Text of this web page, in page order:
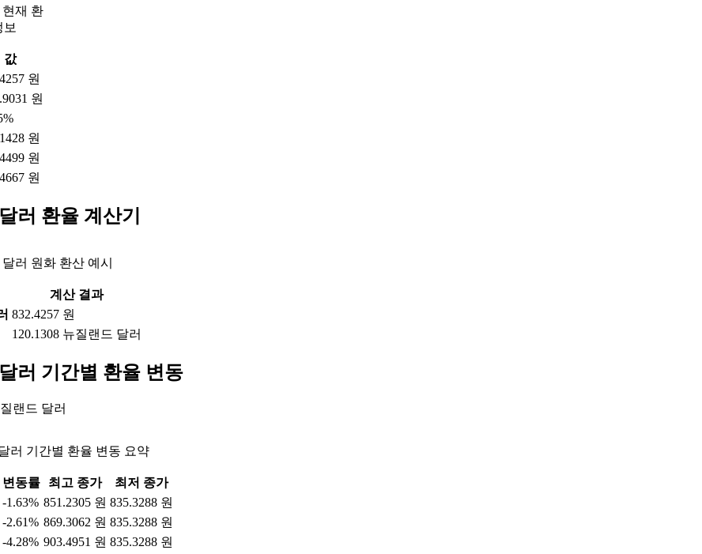
재 환
보
값
원
원
원
원
원
러 환율 계산기
러 원화 환산 예시
계산 결과
832.4257 원
120.1308 뉴질랜드 달러
러 기간별 환율 변동
랜드 달러
러 기간별 환율 변동 요약
변동률 최고 종가
최저 종가
-1.63% 851.2305 원 835.3288 원
-2.61% 869.3062 원 835.3288 원
-4.28% 903.4951 원 835.3288 원